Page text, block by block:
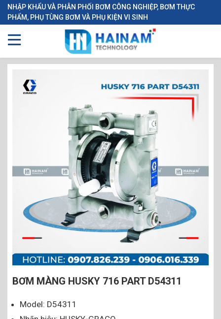
NHẬP KHẨU VÀ PHÂN PHỐI BƠM CÔNG NGHIỆP, BƠM THỰC
PHẨM, PHỤ TÙNG BƠM VÀ PHỤ KIỆN VI SINH
BƠM MÀNG HUSKY 716 PART D54311
Model: D54311